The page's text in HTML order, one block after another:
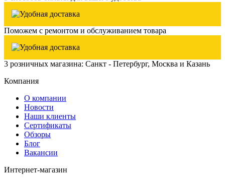
Поможем с ремонтом и обслуживанием товара
3 розничных магазина: Санкт - Петербург, Москва и Казань
Компания
О компании
Новости
Наши клиенты
Сертификаты
Обзоры
Блог
Вакансии
Интернет-магазин